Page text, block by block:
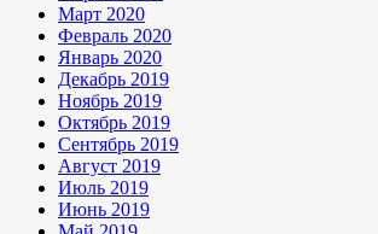
Март 2020
Февраль 2020
Январь 2020
Декабрь 2019
Ноябрь 2019
Октябрь 2019
Сентябрь 2019
Август 2019
Июль 2019
Июнь 2019